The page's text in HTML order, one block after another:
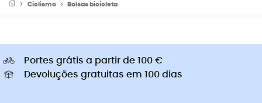
Ciclismo Bolsas bicicleta
Portes grátis a partir de 100 €
Devoluções gratuitas em 100 dias